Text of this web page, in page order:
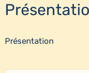
Présentation